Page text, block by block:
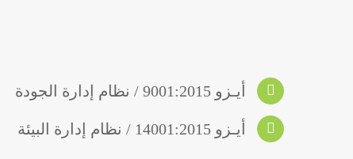
أيـزو 9001:2015 / نظام إدارة الجودة
أيـزو 14001:2015 / نظام إدارة البيئة